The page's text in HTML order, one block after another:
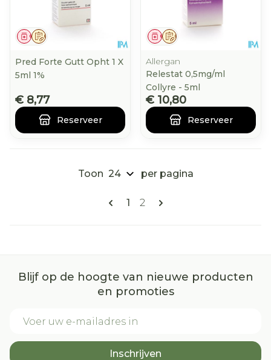
Op voorschrift
Geneesmiddel
Pred Forte Gutt Opht 1 X
5ml 1%
€ 8,77
Reserveer
Op voorschrift
Geneesmiddel
Allergan
Relestat 0,5mg/ml
Collyre - 5ml
€ 10,80
Reserveer
Pagina's
U lees momenteel pagina
1 Pagina
2
Toon per pagina
Blijf op de hoogte van nieuwe producten
en promoties
Inschrijven